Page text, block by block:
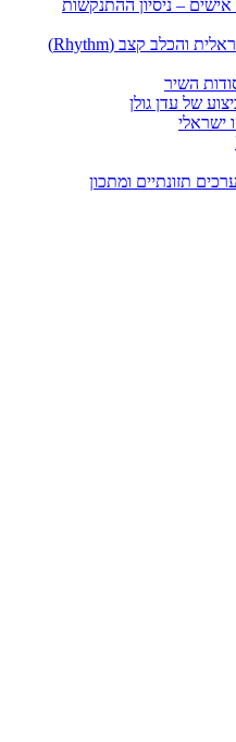
– ניסיון ההתנקשות
אמריקה גוט טאלנט – רוני הישראלית והכלב קצב (Rhythm)
השיר
של עדן גולן
תזונתיים ומתכון